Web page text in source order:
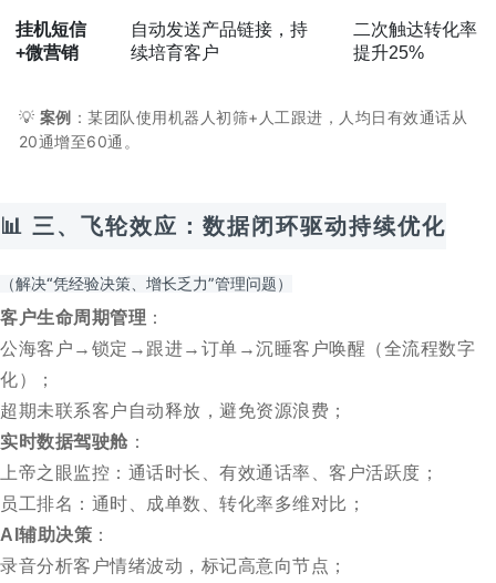
挂机短信
+微营销
自动发送产品链接，持
续培育客户
二次触达转化率
提升25%
💡 案例 ：某团队使用机器人初筛+人工跟进，人均日有效通话从
20通增至60通。
📊 三、 飞轮效应：数据闭环驱动持续优化
（解决“凭经验决策、增长乏力”管理问题）
客户生命周期管理 ：
公海客户→锁定→跟进→订单→沉睡客户唤醒（全流程数字
化）；
超期未联系客户自动释放，避免资源浪费；
实时数据驾驶舱：
上帝之眼监控：通话时长、有效通话率、客户活跃度；
员工排名：通时、成单数、转化率多维对比；
AI辅助决策 ：
录音分析客户情绪波动，标记高意向节点；